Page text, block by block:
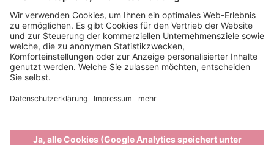
Brixen Tourismus
Privacy
Impressum
Förderungen
produced by